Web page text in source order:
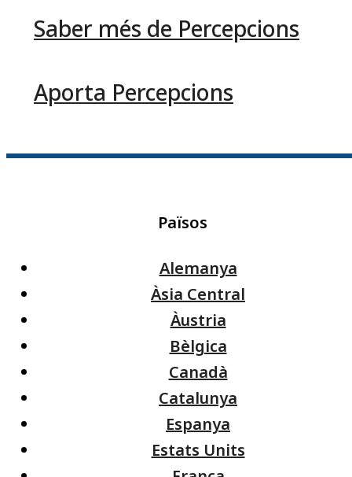
Saber més de Percepcions
Aporta Percepcions
Països
Alemanya
Àsia Central
Àustria
Bèlgica
Canadà
Catalunya
Espanya
Estats Units